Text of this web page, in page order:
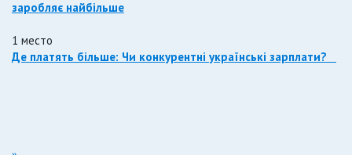
заробляє найбільше
1 место
Де платять більше: Чи конкурентні українські зарплати?